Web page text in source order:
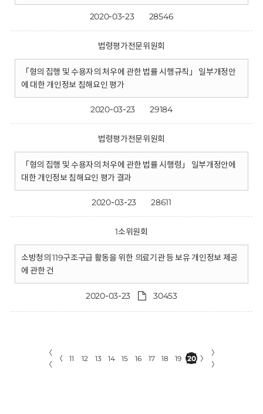
2020-03-23 28546
법령평가전문위원회
「형의 집행 및 수용자의 처우에 관한 법률 시행규칙」 일부개정안
에 대한 개인정보 침해요인 평가
2020-03-23 29184
법령평가전문위원회
「형의 집행 및 수용자의 처우에 관한 법률 시행령」 일부개정안에
대한 개인정보 침해요인 평가 결과
2020-03-23 28611
1소위원회
소방청의 119구조구급 활동을 위한 의료기관 등 보유 개인정보 제공
에 관한 건
2020-03-23 30453
〈
〈
〈 11 12 13 14 15 16 17 18 19 20 〉
〉
〉